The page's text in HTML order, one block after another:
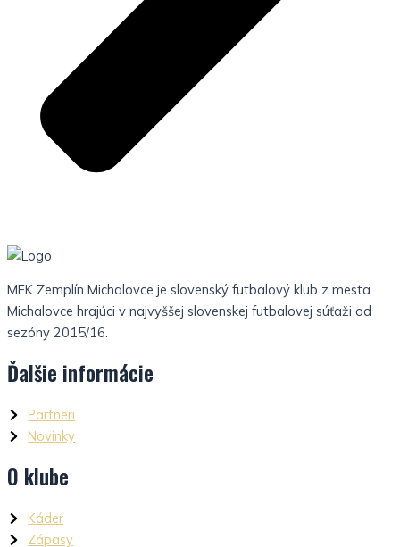
MFK Zemplín Michalovce je slovenský futbalový klub z mesta
Michalovce hrajúci v najvyššej slovenskej futbalovej súťaži od
sezóny 2015/16.
Ďalšie informácie
Partneri
Novinky
O klube
Káder
Zápasy